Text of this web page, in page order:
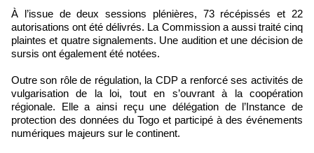
À l’issue de deux sessions plénières, 73 récépissés et 22
autorisations ont été délivrés. La Commission a aussi traité cinq
plaintes et quatre signalements. Une audition et une décision de
sursis ont également été notées.
Outre son rôle de régulation, la CDP a renforcé ses activités de
vulgarisation de la loi, tout en s’ouvrant à la coopération
régionale. Elle a ainsi reçu une délégation de l’Instance de
protection des données du Togo et participé à des événements
numériques majeurs sur le continent.